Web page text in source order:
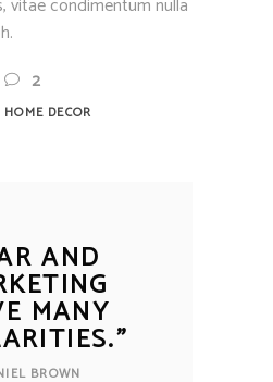
vitae condimentum nulla
2
HOME DECOR
AND
MANY
”
BROWN